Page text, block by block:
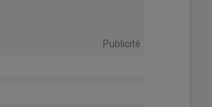
Publicité